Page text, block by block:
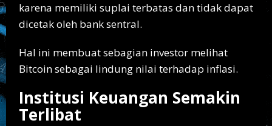
karena memiliki suplai terbatas dan tidak dapat
dicetak oleh bank sentral.
Hal ini membuat sebagian investor melihat
Bitcoin sebagai lindung nilai terhadap inflasi.
Institusi Keuangan Semakin
Terlibat